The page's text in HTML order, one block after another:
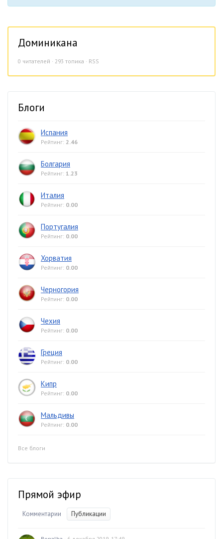
Доминикана
0 читателей · 293 топика · RSS
Блоги
Испания
Рейтинг: 2.46
Болгария
Рейтинг: 1.23
Италия
Рейтинг: 0.00
Португалия
Рейтинг: 0.00
Хорватия
Рейтинг: 0.00
Черногория
Рейтинг: 0.00
Чехия
Рейтинг: 0.00
Греция
Рейтинг: 0.00
Кипр
Рейтинг: 0.00
Мальдивы
Рейтинг: 0.00
Все блоги
Прямой эфир
Комментарии Публикации